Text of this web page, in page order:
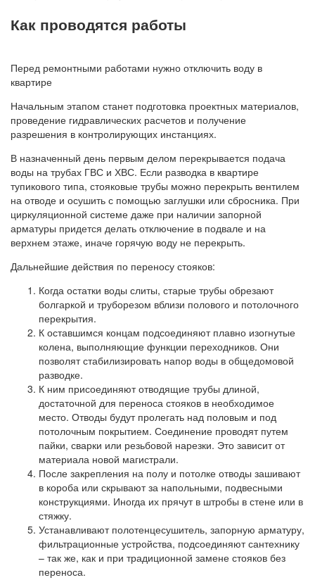
Как проводятся работы
Перед ремонтными работами нужно отключить воду в
квартире
Начальным этапом станет подготовка проектных материалов,
проведение гидравлических расчетов и получение
разрешения в контролирующих инстанциях.
В назначенный день первым делом перекрывается подача
воды на трубах ГВС и ХВС. Если разводка в квартире
тупикового типа, стояковые трубы можно перекрыть вентилем
на отводе и осушить с помощью заглушки или сбросника. При
циркуляционной системе даже при наличии запорной
арматуры придется делать отключение в подвале и на
верхнем этаже, иначе горячую воду не перекрыть.
Дальнейшие действия по переносу стояков:
Когда остатки воды слиты, старые трубы обрезают
болгаркой и труборезом вблизи полового и потолочного
перекрытия.
К оставшимся концам подсоединяют плавно изогнутые
колена, выполняющие функции переходников. Они
позволят стабилизировать напор воды в общедомовой
разводке.
К ним присоединяют отводящие трубы длиной,
достаточной для переноса стояков в необходимое
место. Отводы будут пролегать над половым и под
потолочным покрытием. Соединение проводят путем
пайки, сварки или резьбовой нарезки. Это зависит от
материала новой магистрали.
После закрепления на полу и потолке отводы зашивают
в короба или скрывают за напольными, подвесными
конструкциями. Иногда их прячут в штробы в стене или в
стяжку.
Устанавливают полотенцесушитель, запорную арматуру,
фильтрационные устройства, подсоединяют сантехнику
– так же, как и при традиционной замене стояков без
переноса.